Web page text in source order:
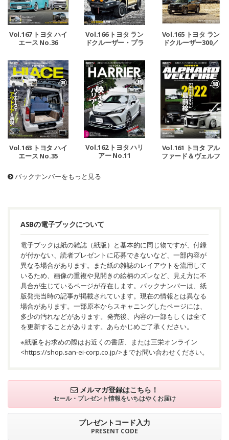
Vol.167 トヨタ ハイ
エース No.36
Vol.166 トヨタ ラン
ドクルーザー・プラ
o.2
Vol.165 トヨタ ラン
ドクルーザー300／
Vol.163 トヨタ ハイ
エース No.35
Vol.162 トヨタ ハリ
アー No.11
Vol.161 トヨタ アル
ファード＆ヴェルフ
バックナンバーをもっと見る
ASBの電子ブックについて
電子ブックは紙の雑誌（紙版）と基本的に同じ物ですが、付録
が付かない、読者プレゼントに応募できないなど、一部内容が
異なる場合があります。また紙の雑誌のレイアウトを流用して
いるため、画像の重複や見開きの絵柄のズレなど、見え方に不
具合が生じているページが存在します。バックナンバーは、紙
版発売当時の記事が掲載されています。現在の情報とは異なる
場合があります。一部原本からスキャニングしたページには、
多少の汚れなどがあります。発売後、内容の一部もしくは全て
を更新することがあります。あらかじめご了承ください。
※紙版をお求めの際はお近くの書店、または三栄オンライン
<https://shop.san-ei-corp.co.jp/>までお問い合わせください。
メルマガ登録はこちら！
セール・プレゼント情報をいちはやくお届け
プレゼントコード入力
PRESENT CODE